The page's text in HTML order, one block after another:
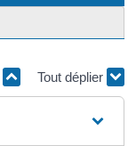
Tout déplier